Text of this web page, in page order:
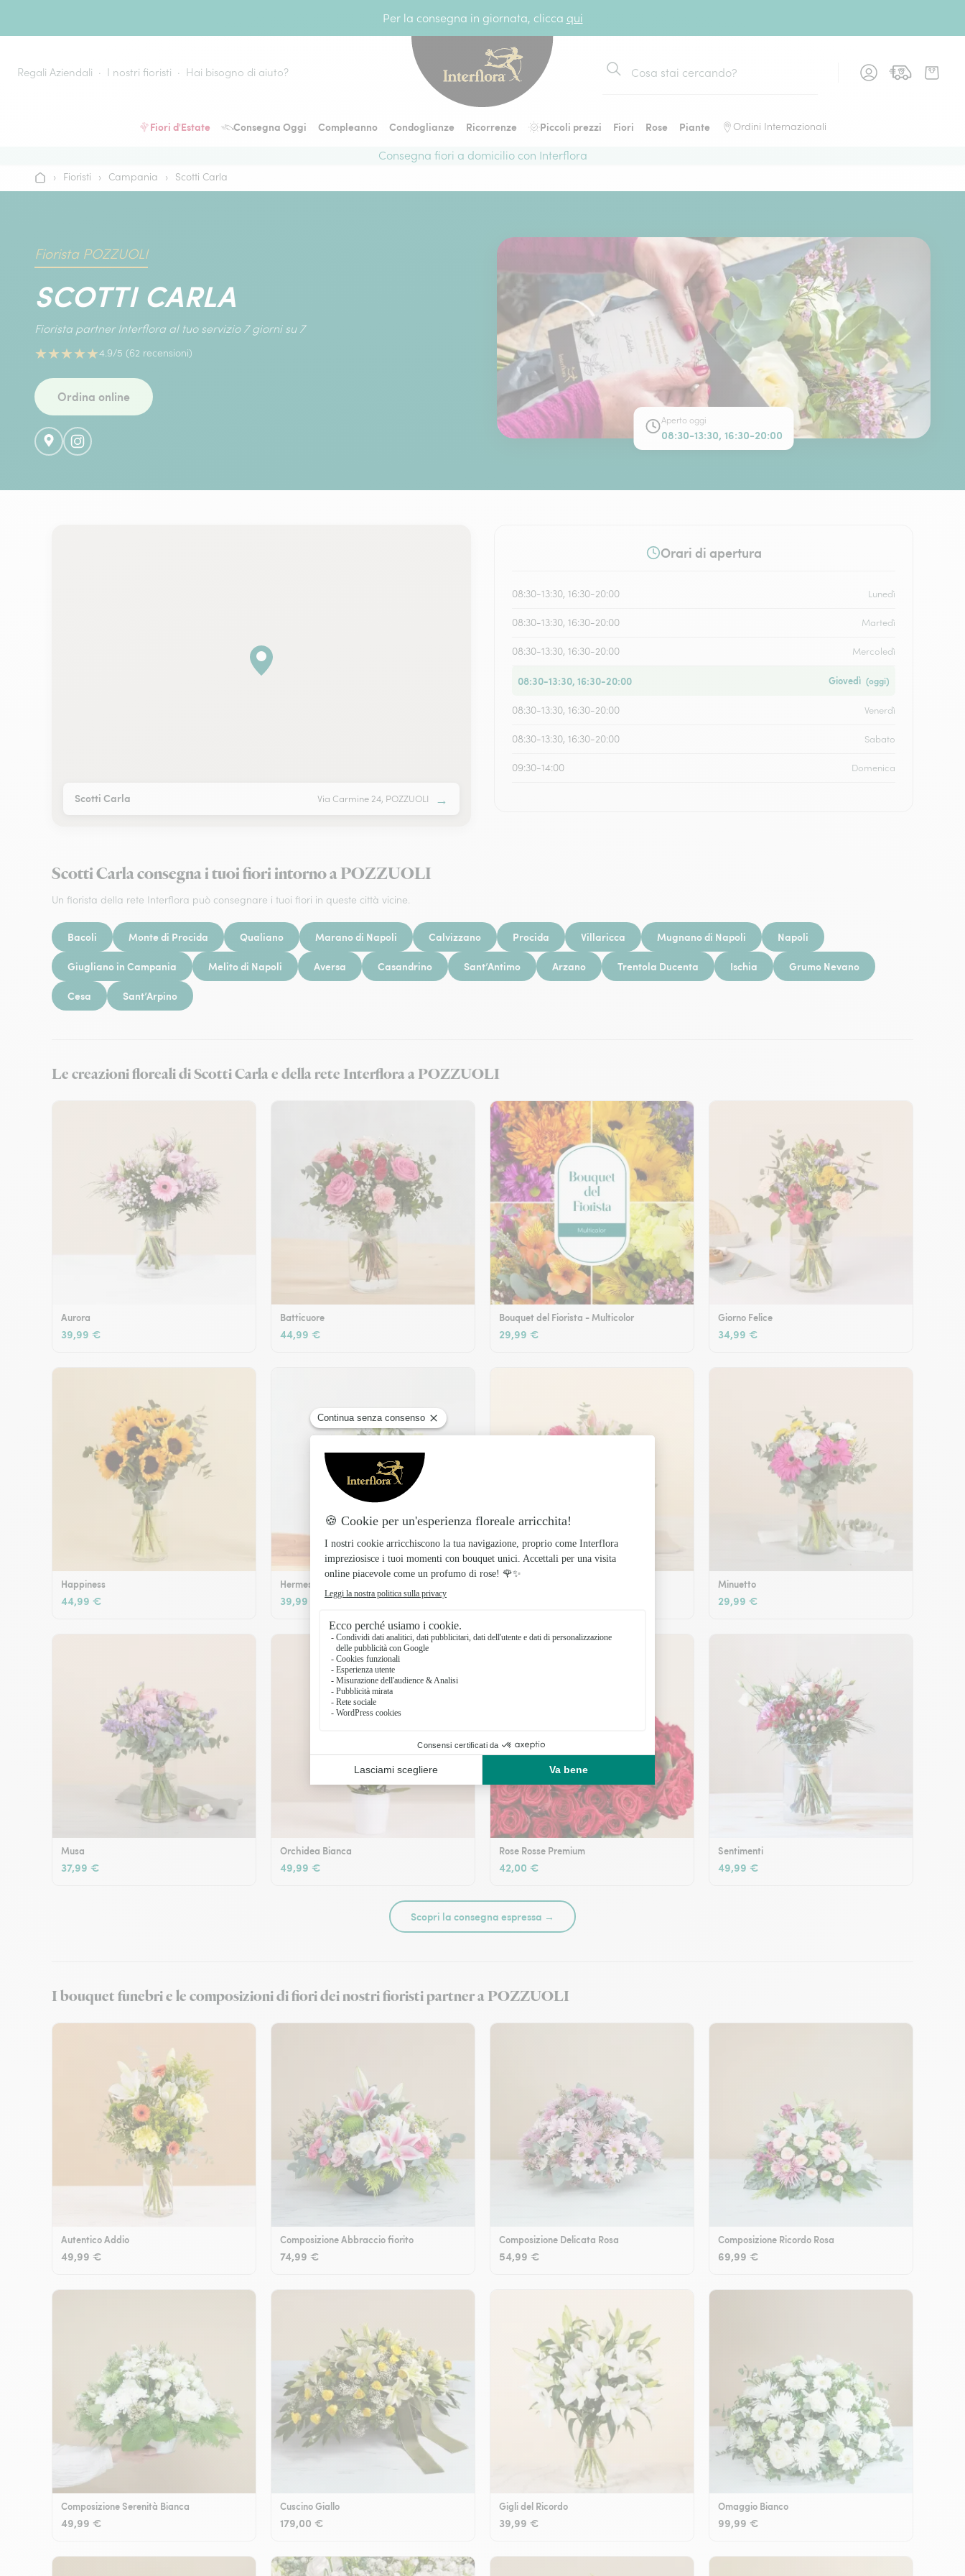
Per la consegna in giornata, clicca qui
Regali Aziendali I nostri fioristi Hai bisogno di aiuto?
Cerca
Fiori d'Estate Consegna Oggi Compleanno Condoglianze Ricorrenze Piccoli prezzi Fiori Rose Piante Ordini Internazionali
Consegna fiori a domicilio con Interflora
Home› Fioristi › Campania › Scotti Carla
Fiorista POZZUOLI
SCOTTI CARLA
Fiorista partner Interflora al tuo servizio 7 giorni su 7
★★★★★4.9/5 (62 recensioni)
Ordina online
Aperto oggi
08:30-13:30, 16:30-20:00
Scotti Carla Via Carmine 24, POZZUOLI →
Orari di apertura
08:30-13:30, 16:30-20:00 Lunedì
08:30-13:30, 16:30-20:00 Martedì
08:30-13:30, 16:30-20:00 Mercoledì
08:30-13:30, 16:30-20:00 Giovedì (oggi)
08:30-13:30, 16:30-20:00 Venerdì
08:30-13:30, 16:30-20:00 Sabato
09:30-14:00 Domenica
Scotti Carla consegna i tuoi fiori intorno a POZZUOLI
Un fiorista della rete Interflora può consegnare i tuoi fiori in queste città vicine.
Bacoli Monte di Procida Qualiano Marano di Napoli Calvizzano Procida Villaricca Mugnano di Napoli Napoli
Giugliano in Campania Melito di Napoli Aversa Casandrino Sant’Antimo Arzano Trentola Ducenta Ischia Grumo Nevano
Cesa Sant’Arpino
Le creazioni floreali di Scotti Carla e della rete Interflora a POZZUOLI
Aurora
39,99 €
Batticuore
44,99 €
Bouquet del Fiorista - Multicolor
29,99 €
Giorno Felice
34,99 €
Happiness
44,99 €
Hermes
39,99 €
Minuetto
29,99 €
Musa
37,99 €
Orchidea Bianca
49,99 €
Rose Rosse Premium
42,00 €
Sentimenti
49,99 €
Scopri la consegna espressa →
I bouquet funebri e le composizioni di fiori dei nostri fioristi partner a POZZUOLI
Autentico Addio
49,99 €
Composizione Abbraccio fiorito
74,99 €
Composizione Delicata Rosa
54,99 €
Composizione Ricordo Rosa
69,99 €
Composizione Serenità Bianca
49,99 €
Cuscino Giallo
179,00 €
Gigli del Ricordo
39,99 €
Omaggio Bianco
99,99 €